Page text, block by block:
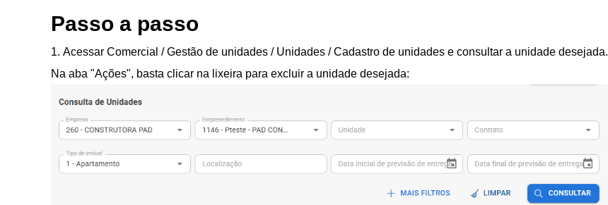
Passo a passo
1. Acessar Comercial / Gestão de unidades / Unidades / Cadastro de unidades e consultar a unidade desejada.
Na aba "Ações", basta clicar na lixeira para excluir a unidade desejada: